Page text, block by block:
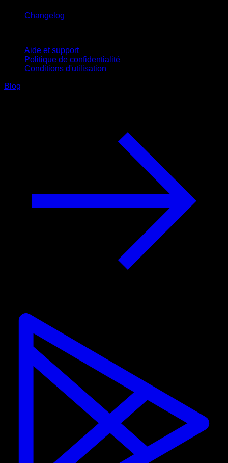
Changelog
Aide et support
Politique de confidentialité
Conditions d'utilisation
Blog